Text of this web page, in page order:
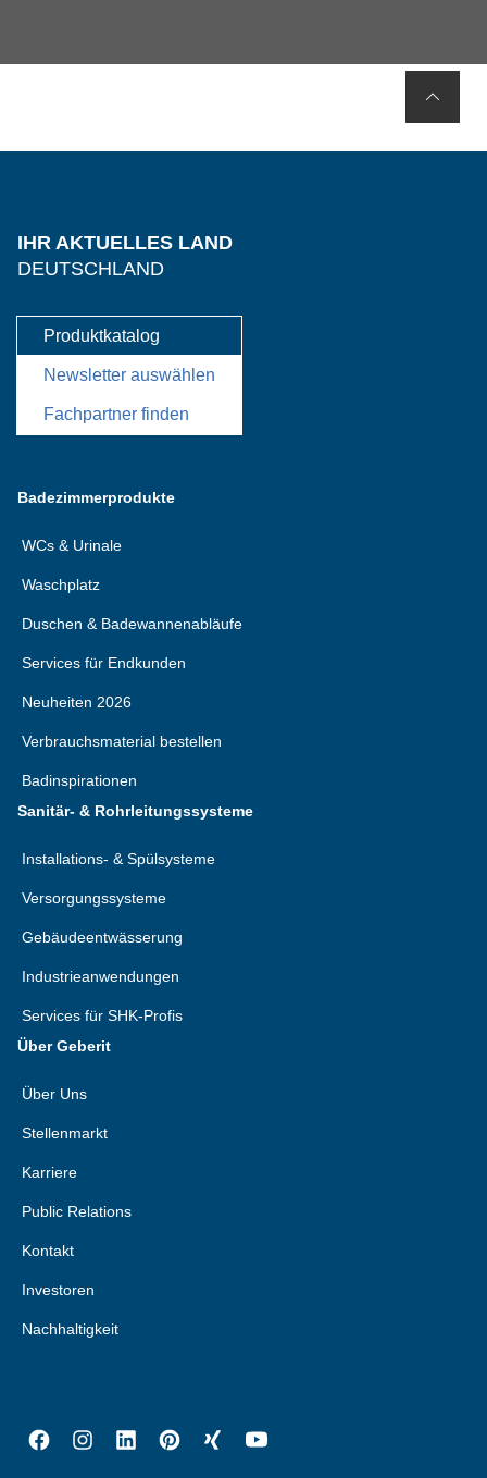
IHR AKTUELLES LAND
DEUTSCHLAND
Produktkatalog
Newsletter auswählen
Fachpartner finden
Badezimmerprodukte
WCs & Urinale
Waschplatz
Duschen & Badewannenabläufe
Services für Endkunden
Neuheiten 2026
Verbrauchsmaterial bestellen
Badinspirationen
Sanitär- & Rohrleitungssysteme
Installations- & Spülsysteme
Versorgungssysteme
Gebäudeentwässerung
Industrieanwendungen
Services für SHK-Profis
Über Geberit
Über Uns
Stellenmarkt
Karriere
Public Relations
Kontakt
Investoren
Nachhaltigkeit